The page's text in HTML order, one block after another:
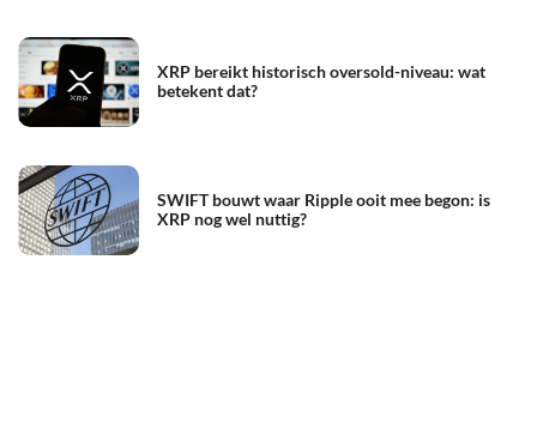
XRP bereikt historisch oversold-niveau: wat
betekent dat?
SWIFT bouwt waar Ripple ooit mee begon: is
XRP nog wel nuttig?